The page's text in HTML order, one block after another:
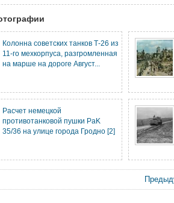
Колонна советских танков Т-26 из
11-го мехкорпуса, разгромленная
на марше на дороге Август...
Расчет немецкой
противотанковой пушки PaK
35/36 на улице города Гродно [2]